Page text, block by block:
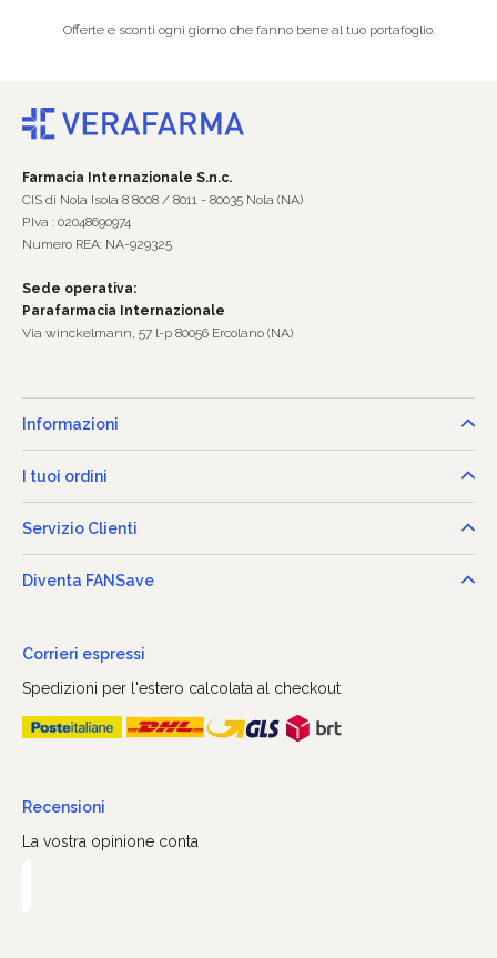
Offerte e sconti ogni giorno che fanno bene al tuo portafoglio.
Farmacia Internazionale S.n.c.
CIS di Nola Isola 8 8008 / 8011 - 80035 Nola (NA)
P.Iva : 02048690974
Numero REA: NA-929325
Sede operativa:
Parafarmacia Internazionale
Via winckelmann, 57 l-p 80056 Ercolano (NA)
Informazioni
I tuoi ordini
Servizio Clienti
Diventa FANSave
Corrieri espressi
Spedizioni per l'estero calcolata al checkout
Recensioni
La vostra opinione conta